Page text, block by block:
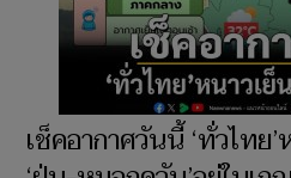
เช็คอากาศวันนี้ ‘ทั่วไทย